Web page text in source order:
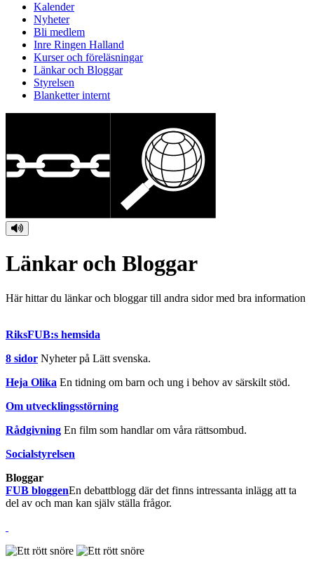
Kalender
Nyheter
Bli medlem
Inre Ringen Halland
Kurser och föreläsningar
Länkar och Bloggar
Styrelsen
Blanketter internt
Länkar och Bloggar
Här hittar du länkar och bloggar till andra sidor med bra information
RiksFUB:s hemsida
8 sidor Nyheter på Lätt svenska.
Heja Olika En tidning om barn och ung i behov av särskilt stöd.
Om utvecklingsstörning
Rådgivning En film som handlar om våra rättsombud.
Socialstyrelsen
Bloggar
FUB bloggenEn debattblogg där det finns intressanta inlägg att ta
del av och man kan själv ställa frågor.